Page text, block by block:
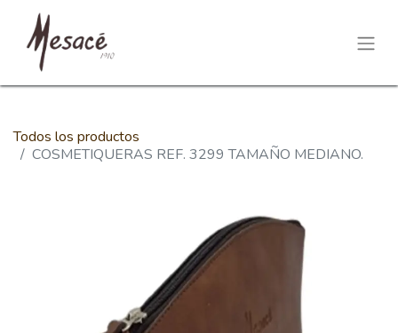
Todos los productos
COSMETIQUERAS REF. 3299 TAMAÑO MEDIANO.